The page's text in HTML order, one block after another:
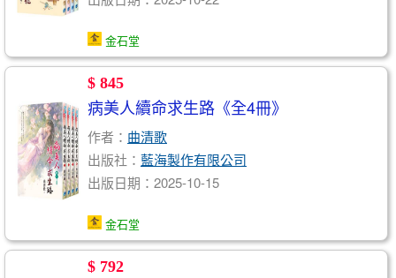
金石堂
$ 845
病美人續命求生路《全4冊》
作者： 曲清歌
出版社： 藍海製作有限公司
出版日期：2025-10-15
金石堂
$ 792